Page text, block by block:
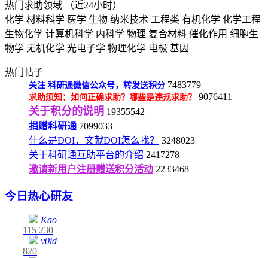
热门求助领域
（近24小时）
化学 材料科学 医学 生物 纳米技术 工程类 有机化学 化学工程
生物化学 计算机科学 内科学 物理 复合材料 催化作用 细胞生
物学 无机化学 光电子学 物理化学 电极 基因
热门帖子
关注 科研通微信公众号，转发送积分 7483779
求助须知：如何正确求助？哪些是违规求助？ 9076411
关于积分的说明 19355542
捐赠科研通 7099033
什么是DOI，文献DOI怎么找？
3248023
关于科研通互助平台的介绍 2417278
邀请新用户注册赠送积分活动 2233468
今日热心研友
Kao
115 230
v0id
820